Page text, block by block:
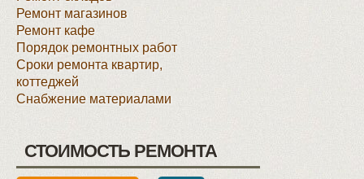
Ремонт магазинов
Ремонт кафе
Порядок ремонтных работ
Сроки ремонта квартир,
коттеджей
Снабжение материалами
СТОИМОСТЬ РЕМОНТА